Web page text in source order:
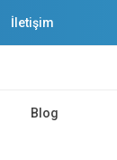
İletişim
Blog